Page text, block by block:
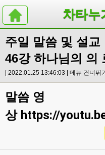
차타누
주일 말씀 및 설교
46강 하나님의 의
| 2022.01.25 13:46:03 | 메뉴 건너뛰기
말씀 영
상 https://